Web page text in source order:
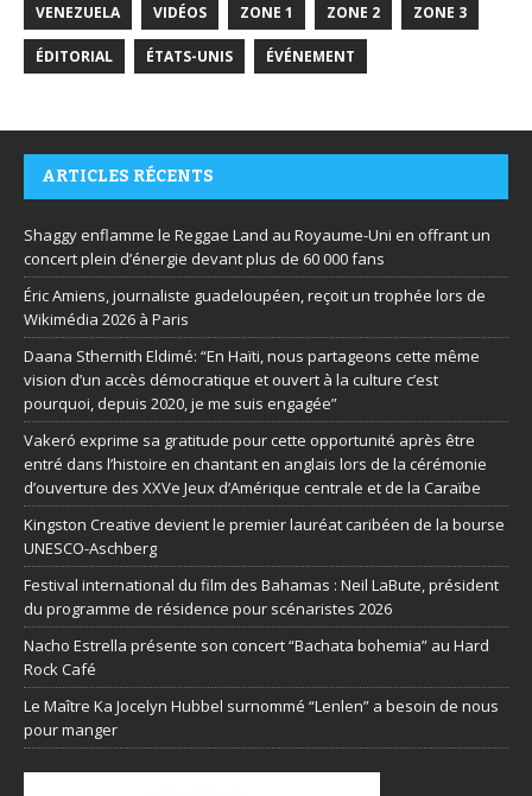
VENEZUELA VIDÉOS ZONE 1 ZONE 2 ZONE 3
ÉDITORIAL ÉTATS-UNIS ÉVÉNEMENT
ARTICLES RÉCENTS
Shaggy enflamme le Reggae Land au Royaume-Uni en offrant un
concert plein d’énergie devant plus de 60 000 fans
Éric Amiens, journaliste guadeloupéen, reçoit un trophée lors de
Wikimédia 2026 à Paris
Daana Sthernith Eldimé: “En Haïti, nous partageons cette même
vision d’un accès démocratique et ouvert à la culture c’est
pourquoi, depuis 2020, je me suis engagée”
Vakeró exprime sa gratitude pour cette opportunité après être
entré dans l’histoire en chantant en anglais lors de la cérémonie
d’ouverture des XXVe Jeux d’Amérique centrale et de la Caraïbe
Kingston Creative devient le premier lauréat caribéen de la bourse
UNESCO-Aschberg
Festival international du film des Bahamas : Neil LaBute, président
du programme de résidence pour scénaristes 2026
Nacho Estrella présente son concert “Bachata bohemia” au Hard
Rock Café
Le Maître Ka Jocelyn Hubbel surnommé “Lenlen” a besoin de nous
pour manger